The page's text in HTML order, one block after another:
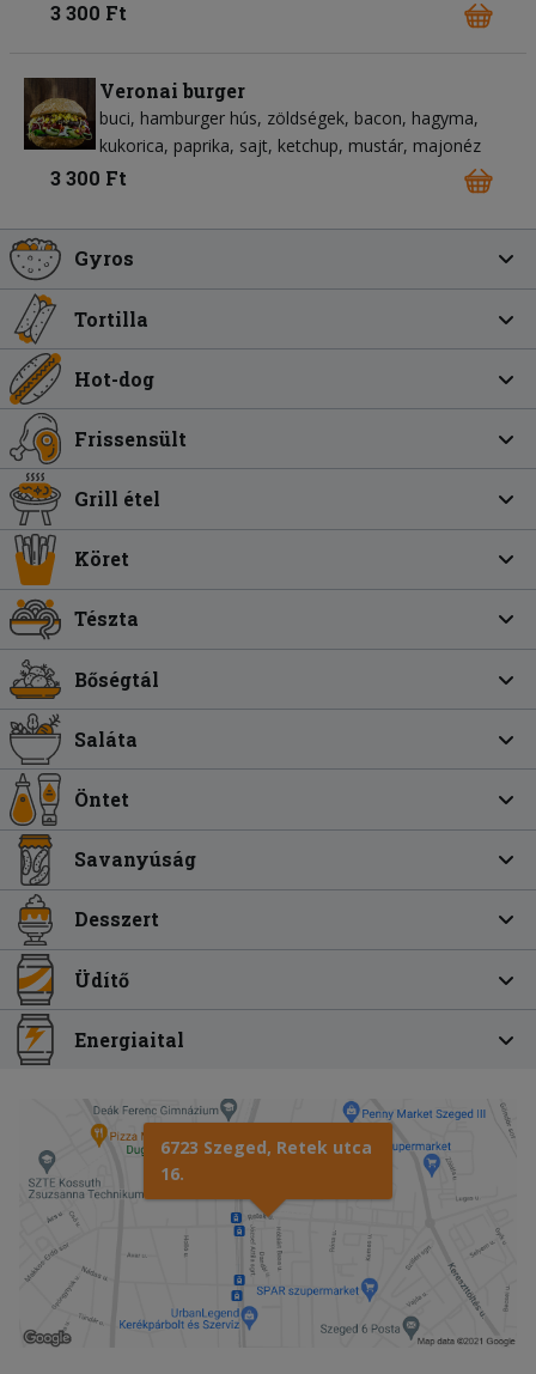
3 300 Ft
Veronai burger
buci hamburger hús zöldségek bacon hagyma
kukorica paprika sajt ketchup mustár majonéz
3 300 Ft
Gyros
Tortilla
Hot-dog
Frissensült
Grill étel
Köret
Tészta
Bőségtál
Saláta
Öntet
Savanyúság
Desszert
Üdítő
Energiaital
6723 Szeged, Retek utca
16.